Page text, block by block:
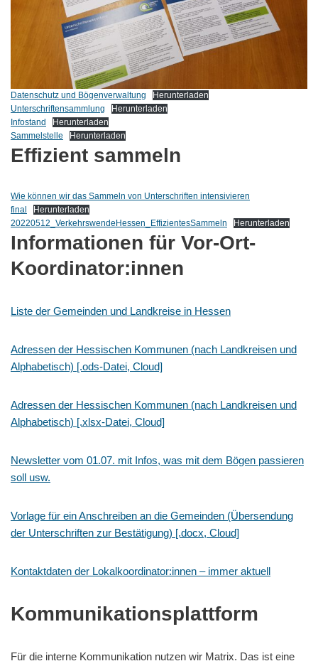
Datenschutz und Bögenverwaltung
Herunterladen
Unterschriftensammlung
Herunterladen
Infostand
Herunterladen
Sammelstelle
Herunterladen
Effizient sammeln
Wie können wir das Sammeln von Unterschriften intensivieren
final
Herunterladen
20220512_VerkehrswendeHessen_EffizientesSammeln
Herunterladen
Informationen für Vor-Ort-
Koordinator:innen
Liste der Gemeinden und Landkreise in Hessen
Adressen der Hessischen Kommunen (nach Landkreisen und
Alphabetisch) [.ods-Datei, Cloud]
Adressen der Hessischen Kommunen (nach Landkreisen und
Alphabetisch) [.xlsx-Datei, Cloud]
Newsletter vom 01.07. mit Infos, was mit dem Bögen passieren
soll usw.
Vorlage für ein Anschreiben an die Gemeinden (Übersendung
der Unterschriften zur Bestätigung) [.docx, Cloud]
Kontaktdaten der Lokalkoordinator:innen – immer aktuell
Kommunikationsplattform
Für die interne Kommunikation nutzen wir Matrix. Das ist eine